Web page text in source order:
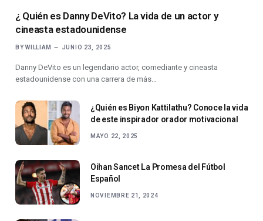
¿ Quién es Danny DeVito? La vida de un actor y
cineasta estadounidense
BY WILLIAM JUNIO 23, 2025
Danny DeVito es un legendario actor, comediante y cineasta
estadounidense con una carrera de más…
¿Quién es Biyon Kattilathu? Conoce la vida
de este inspirador orador motivacional
MAYO 22, 2025
Oihan Sancet La Promesa del Fútbol
Español
NOVIEMBRE 21, 2024